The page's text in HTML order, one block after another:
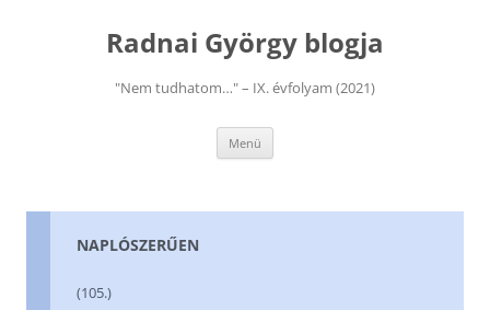
Radnai György blogja
"Nem tudhatom…" – IX. évfolyam (2021)
Menü
NAPLÓSZERŰEN
(105.)